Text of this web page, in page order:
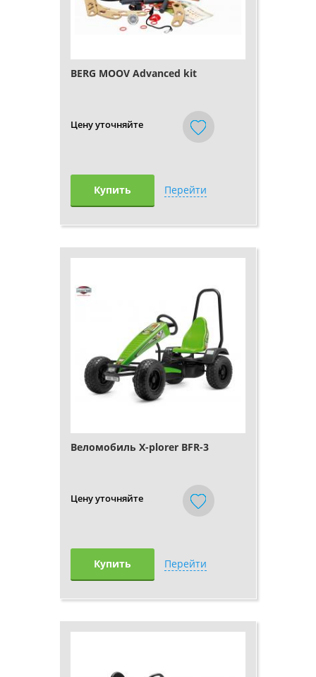
BERG MOOV Advanced kit
Цену уточняйте
Купить Перейти
Веломобиль X-plorer BFR-3
Цену уточняйте
Купить Перейти